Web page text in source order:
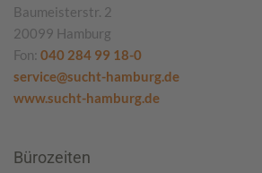
Baumeisterstr. 2
20099 Hamburg
Fon: 040 284 99 18-0
service@sucht-hamburg.de
www.sucht-hamburg.de
Bürozeiten